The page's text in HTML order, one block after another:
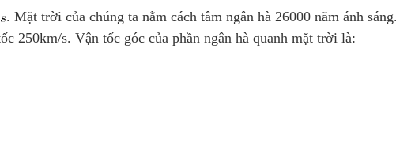
. Mặt trời của chúng ta nằm cách tâm ngân hà 26000 năm ánh
250km/s. Vận tốc góc của phần ngân hà quanh mặt trời là: